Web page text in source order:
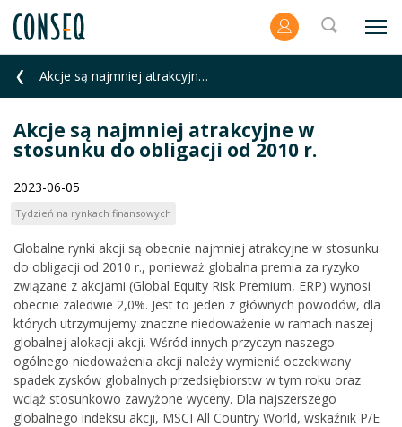
Akcje są najmniej atrakcyjne w stosunku do obligacji od 2010 r.
Akcje są najmniej atrakcyjne w
stosunku do obligacji od 2010 r.
2023-06-05
Tydzień na rynkach finansowych
Globalne rynki akcji są obecnie najmniej atrakcyjne w stosunku
do obligacji od 2010 r., ponieważ globalna premia za ryzyko
związane z akcjami (Global Equity Risk Premium, ERP) wynosi
obecnie zaledwie 2,0%. Jest to jeden z głównych powodów, dla
których utrzymujemy znaczne niedoważenie w ramach naszej
globalnej alokacji akcji. Wśród innych przyczyn naszego
ogólnego niedoważenia akcji należy wymienić oczekiwany
spadek zysków globalnych przedsiębiorstw w tym roku oraz
wciąż stosunkowo zawyżone wyceny. Dla najszerszego
globalnego indeksu akcji, MSCI All Country World, wskaźnik P/E